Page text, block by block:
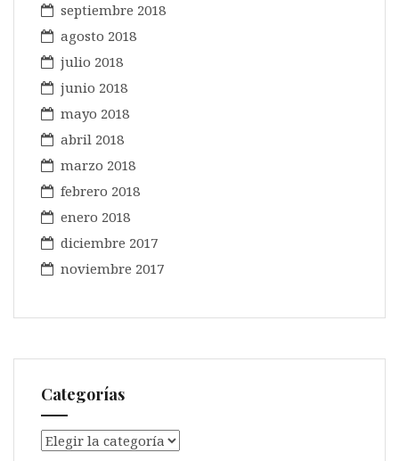
septiembre 2018
agosto 2018
julio 2018
junio 2018
mayo 2018
abril 2018
marzo 2018
febrero 2018
enero 2018
diciembre 2017
noviembre 2017
Categorías
Categorías